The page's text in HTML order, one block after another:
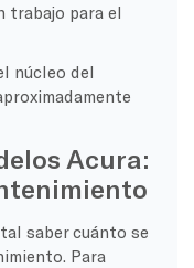
trabajo para el
núcleo del
Acura:
saber cuánto se
Para